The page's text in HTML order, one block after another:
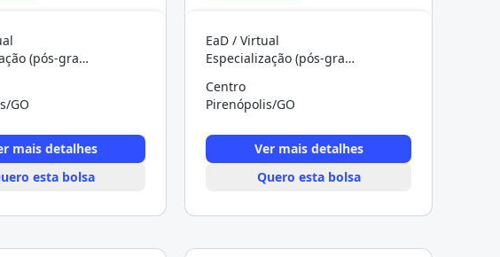
Especialização (pós-graduação)
GO
mais detalhes
esta bolsa
EaD / Virtual
Especialização (pós-graduação)
Centro
Pirenópolis/GO
Ver mais detalhes
Quero esta bolsa